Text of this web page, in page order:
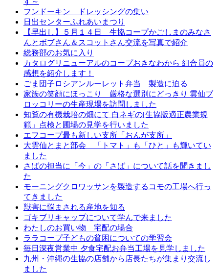
フンドーキン ドレッシングの集い
日出センターふれあいまつり
【早出し】５月１４日 生協コープかごしまのみなさ
んとボブさん＆スコットさん交流を写真で紹介
総務部のお気に入り
カタログリニューアルのコープおきなわから 組合員の
感想を紹介します！
ごま団子ロシアンルーレット弁当 製造に迫る
家族の笑顔にほっこり 厳格な選別にどっきり 雲仙ブ
ロッコリーの生産現場を訪問しました
知覧の有機栽培の畑にて 白ネギの[生協版適正農業規
範」点検と圃場の見学を行いました
エフコープ最も新しい支所「おんが支所」
大雲仙とまと部会 「トマト」も「ひと」も輝いてい
ました
さばの担当に「今」の「さば」について話を聞きまし
た
モーニングクロワッサンを製造するコモの工場へ行っ
てきました
獣害に悩まされる産地を知る
ゴキブリキャップについて学んで来ました
わたしのお買い物 宅配の場合
ララコープ子どもの貧困についての学習会
毎日深夜営業中 夕食宅配お弁当工場を見学しました
九州・沖縄の生協の店舗から店長たちが集まり交流し
ました